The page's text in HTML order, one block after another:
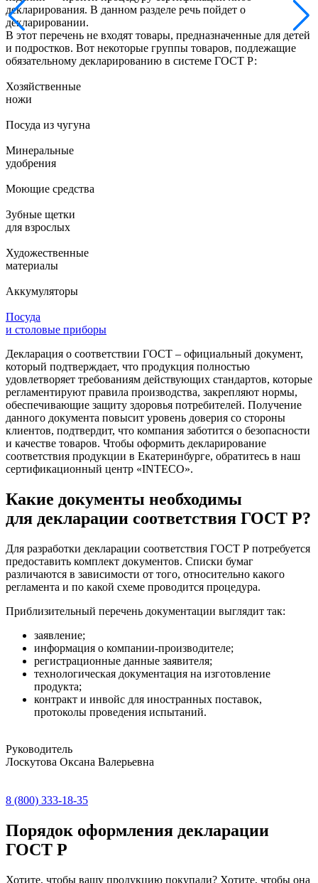
декларирования. В данном разделе речь пойдет о
декларировании.
В этот перечень не входят товары, предназначенные для детей
и подростков. Вот некоторые группы товаров, подлежащие
обязательному декларированию в системе ГОСТ Р:
Хозяйственные
ножи
Посуда из чугуна
Минеральные
удобрения
Моющие средства
Зубные щетки
для взрослых
Художественные
материалы
Аккумуляторы
Посуда
и столовые приборы
Декларация о соответствии ГОСТ – официальный документ,
который подтверждает, что продукция полностью
удовлетворяет требованиям действующих стандартов, которые
регламентируют правила производства, закрепляют нормы,
обеспечивающие защиту здоровья потребителей. Получение
данного документа повысит уровень доверия со стороны
клиентов, подтвердит, что компания заботится о безопасности
и качестве товаров. Чтобы оформить декларирование
соответствия продукции в Екатеринбурге, обратитесь в наш
сертификационный центр «INTECO».
Какие документы необходимы
для декларации соответствия ГОСТ Р?
Для разработки декларации соответствия ГОСТ Р потребуется
предоставить комплект документов. Списки бумаг
различаются в зависимости от того, относительно какого
регламента и по какой схеме проводится процедура.
Приблизительный перечень документации выглядит так:
заявление;
информация о компании-производителе;
регистрационные данные заявителя;
технологическая документация на изготовление
продукта;
контракт и инвойс для иностранных поставок,
протоколы проведения испытаний.
Руководитель
Лоскутова Оксана Валерьевна
8 (800) 333-18-35
Порядок оформления декларации
ГОСТ Р
Хотите, чтобы вашу продукцию покупали? Хотите, чтобы она